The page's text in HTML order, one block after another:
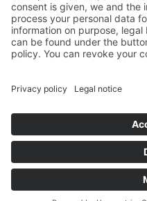
technologies to integrate
"Accept All" button, these
After consent is given, we
companies process your
companies can be found
DENY
Legal notice